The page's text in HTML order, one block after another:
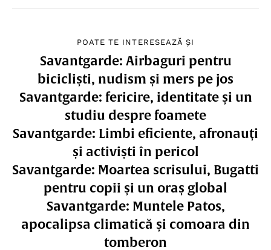
POATE TE INTERESEAZĂ ȘI
Savantgarde: Airbaguri pentru
bicicliști, nudism și mers pe jos
Savantgarde: fericire, identitate și un
studiu despre foamete
Savantgarde: Limbi eficiente, afronauți
și activiști în pericol
Savantgarde: Moartea scrisului, Bugatti
pentru copii și un oraș global
Savantgarde: Muntele Patos,
apocalipsa climatică și comoara din
tomberon